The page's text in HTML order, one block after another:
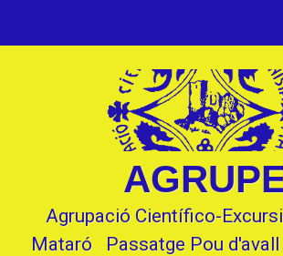
Agrupació Científico-
Mataró   Passatge Pou